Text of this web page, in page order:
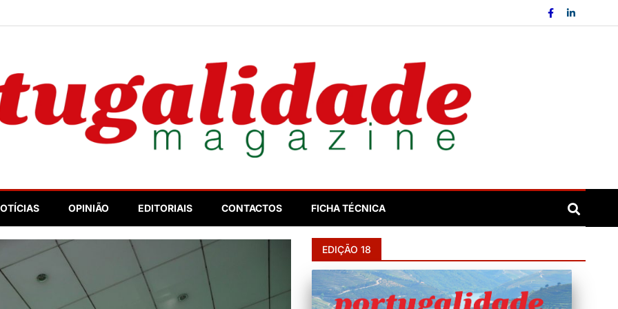
OPINIÃO EDITORIAIS CONTACTOS FICHA TÉCNICA
EDIÇÃO 18